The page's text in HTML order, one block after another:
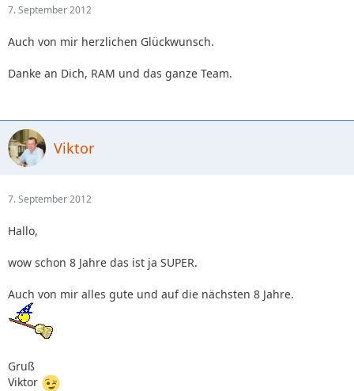
7. September 2012
Auch von mir herzlichen Glückwunsch.
Danke an Dich, RAM und das ganze Team.
Viktor
7. September 2012
Hallo,
wow schon 8 Jahre das ist ja SUPER.
Auch von mir alles gute und auf die nächsten 8 Jahre.
Gruß
Viktor